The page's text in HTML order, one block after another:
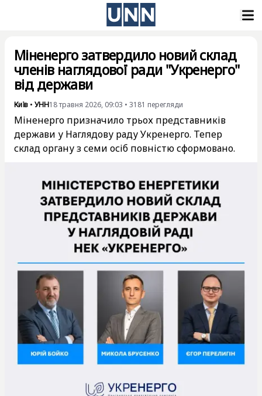
Міненерго затвердило новий склад
членів наглядової ради "Укренерго"
від держави
Київ • УНН18 травня 2026, 09:03 • 3181 перегляди
Міненерго призначило трьох представників
держави у Наглядову раду Укренерго. Тепер
склад органу з семи осіб повністю сформовано.